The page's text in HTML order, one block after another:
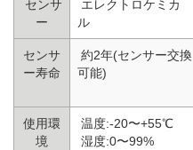
センサ
ー
エレクトロケミカ
ル
センサ
ー寿命
約2年(センサー交換
可能)
使用環
境
温度:-20〜+55℃
湿度:0〜99%